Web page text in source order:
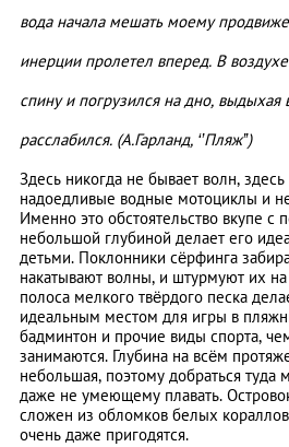
вода начала мешать моему
инерции пролетел вперед. В
спину и погрузился на дно, выдыхая
расслабился. (А.Гарланд, ‘’Пляж’’)
Здесь никогда не бывает волн,
надоедливые водные мотоциклы и
Именно это обстоятельство вкупе с
небольшой глубиной делает его
детьми. Поклонники сёрфинга
накатывают волны, и штурмуют их
полоса мелкого твёрдого песка
идеальным местом для игры в
бадминтон и прочие виды спорта,
занимаются. Глубина на всём
небольшая, поэтому добраться
даже не умеющему плавать.
сложен из обломков белых
очень даже пригодятся.